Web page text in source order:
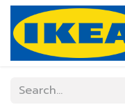
Skip to Content